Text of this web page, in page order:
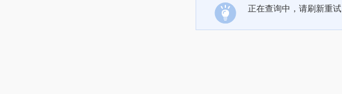
正在查询中，请刷新重试